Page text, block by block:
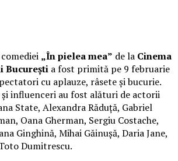
„În pielea mea” de la Cinema
București a fost primită pe 9 februarie
cu aplauze, râsete și bucurie.
și influenceri au fost alături de actorii
State, Alexandra Răduță, Gabriel
Oana Gherman, Sergiu Costache,
Ginghină, Mihai Găinușă, Daria Jane,
Dumitrescu.